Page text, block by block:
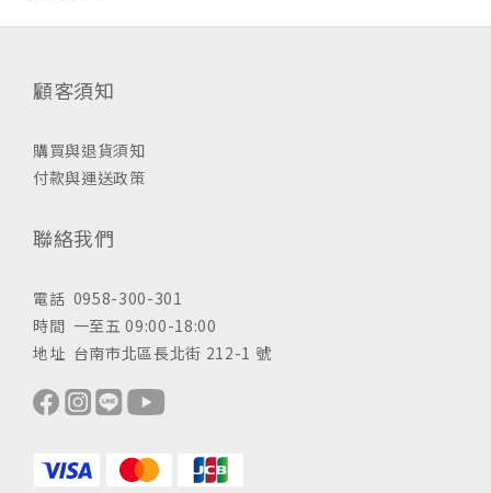
顧客須知
購買與退貨須知
付款與運送政策
聯絡我們
電話 0958-300-301
時間 一至五 09:00-18:00
地址 台南市北區長北街 212-1 號